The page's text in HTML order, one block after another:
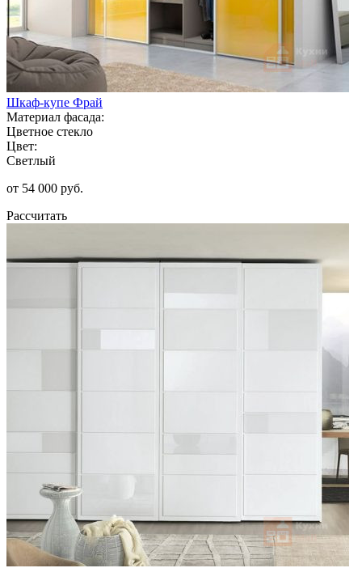
Шкаф-купе Фрай
Материал фасада:
Цветное стекло
Цвет:
Светлый
от 54 000 руб.
Рассчитать